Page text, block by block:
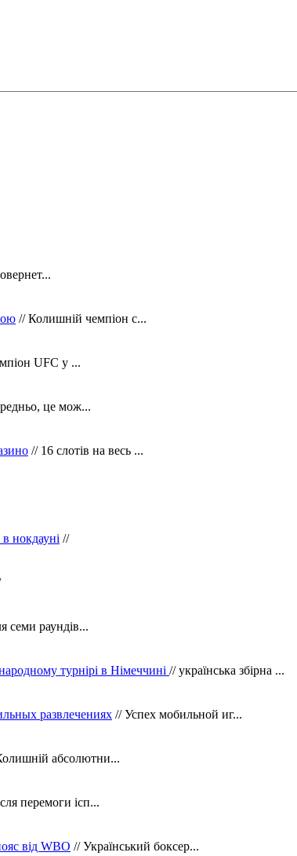
// Колишній чемпіон с...
UFC у ...
це мож...
// 16 слотів на весь ...
нокдауні //
семи раундів...
турнірі в Німеччині // українська збірна ...
развлечениях // Успех мобильной иг...
абсолютни...
перемоги ісп...
від WBO // Український боксер...